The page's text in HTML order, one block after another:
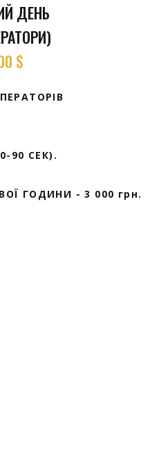
ДЕНЬ
$
90 СЕК).
ГОДИНИ - 3 000 грн.